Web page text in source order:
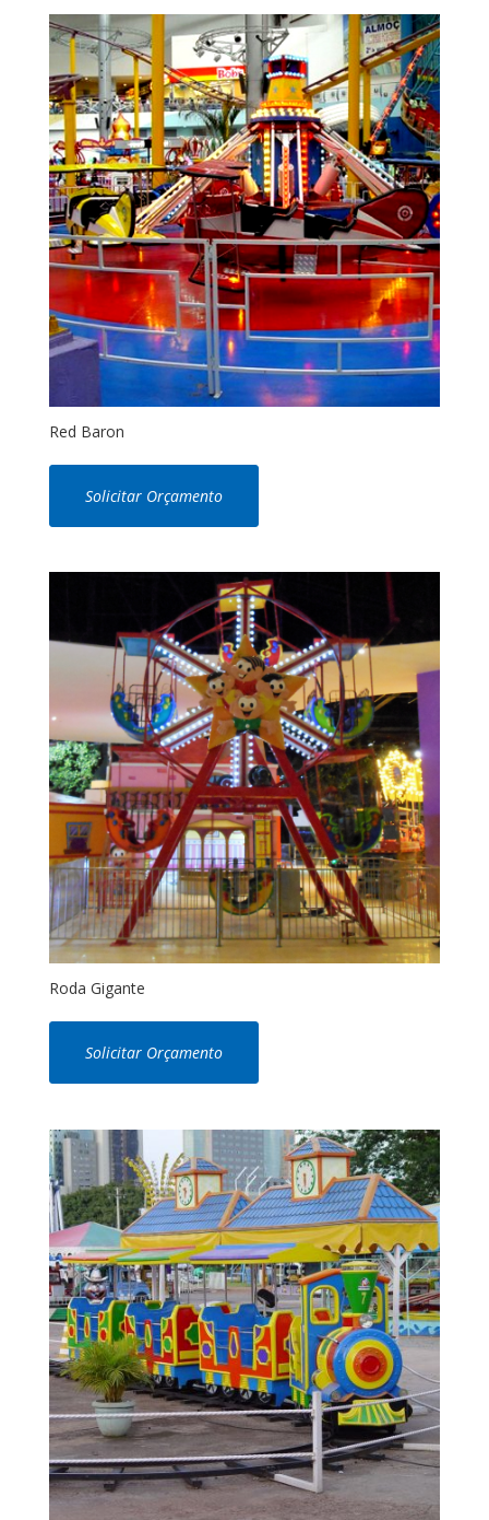
Red Baron
Solicitar Orçamento
Roda Gigante
Solicitar Orçamento